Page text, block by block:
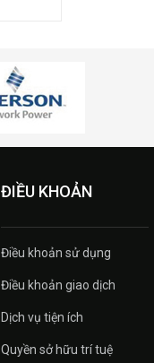
ĐIỀU KHOẢN
Điều khoản sử dụng
Điều khoản giao dịch
Dịch vụ tiện ích
Quyền sở hữu trí tuệ